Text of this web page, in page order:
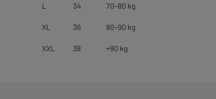
L 34 70–80 kg
XL 36 80–90 kg
XXL 38 +90 kg